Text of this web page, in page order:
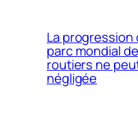
La
parc mondial
routiers ne
négligée